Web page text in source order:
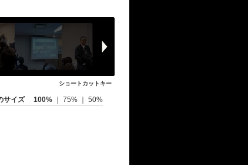
ショートカットキー
サイズ 100% 75% 50%